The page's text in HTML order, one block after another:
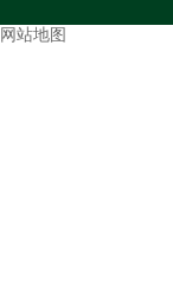
网站地图